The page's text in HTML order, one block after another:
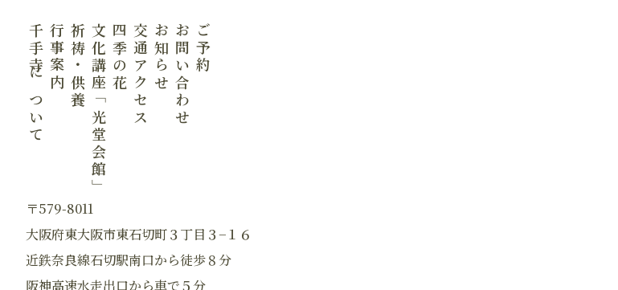
千手寺について行事案内祈祷・供養文化講座「光堂会館」四季の花交通アクセスお知らせお問い合わせご予約
〒579-8011
大阪府東大阪市東石切町３丁目３−１６
近鉄奈良線石切駅南口から徒歩８分
阪神高速水走出口から車で５分